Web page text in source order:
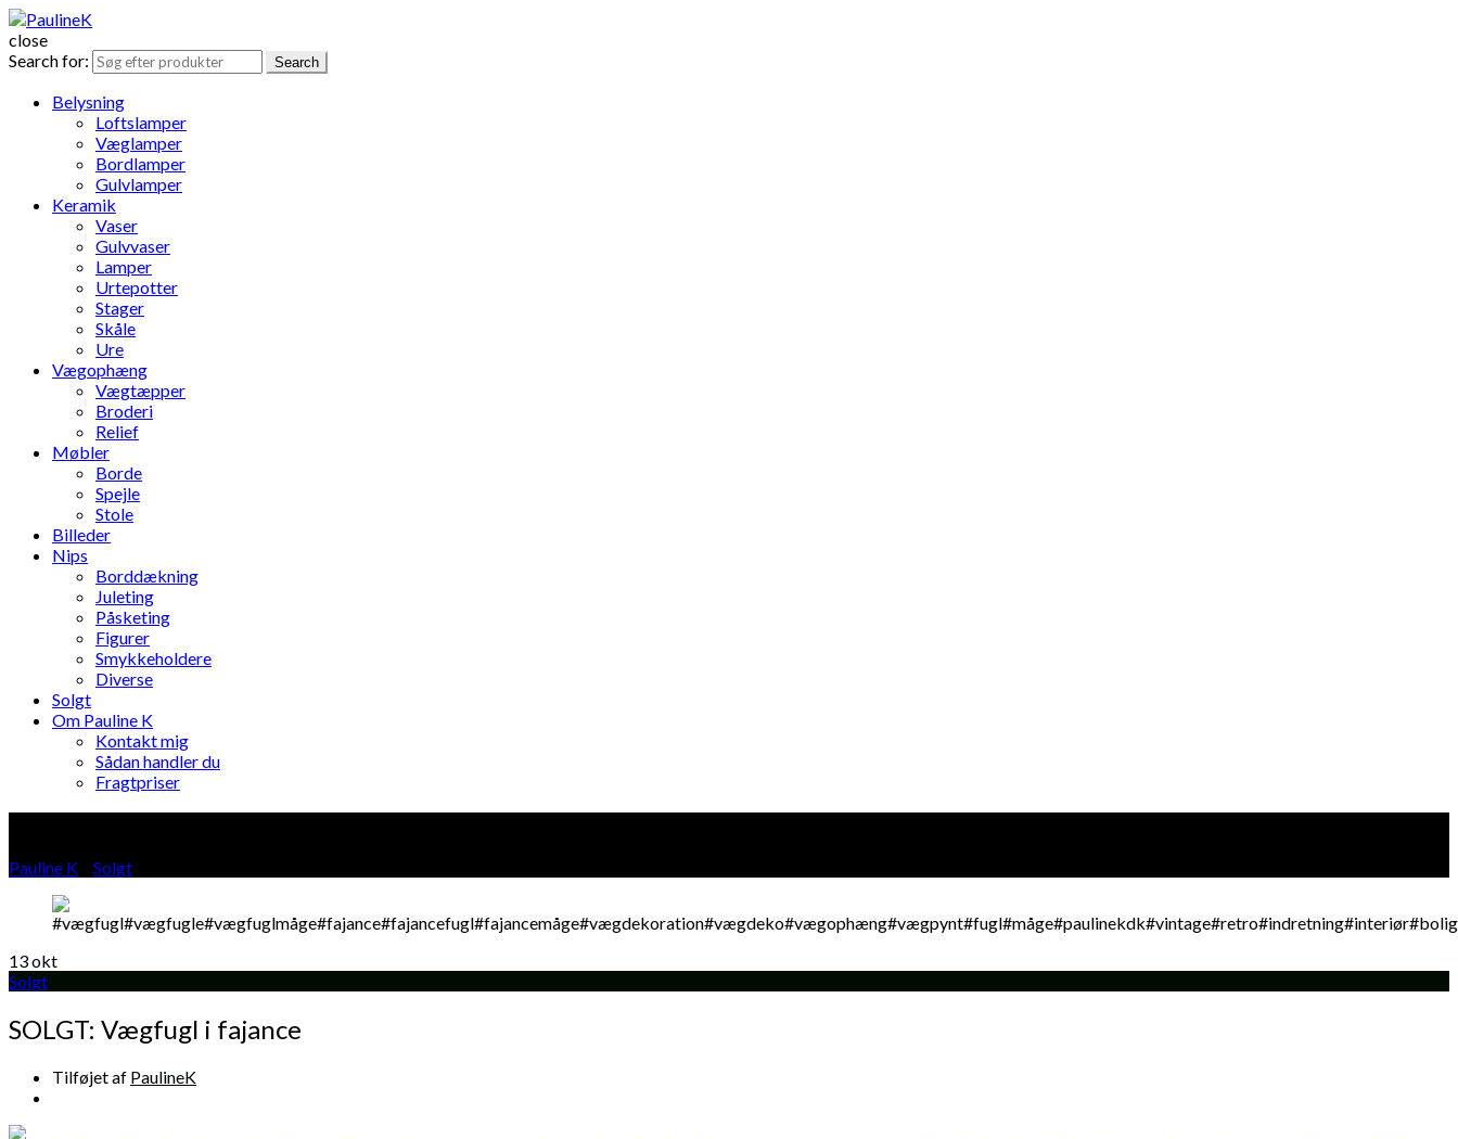
close
Search for:
Search
Belysning
Loftslamper
Væglamper
Bordlamper
Gulvlamper
Keramik
Vaser
Gulvvaser
Lamper
Urtepotter
Stager
Skåle
Ure
Vægophæng
Vægtæpper
Broderi
Relief
Møbler
Borde
Spejle
Stole
Billeder
Nips
Borddækning
Juleting
Påsketing
Figurer
Smykkeholdere
Diverse
Solgt
Om Pauline K
Kontakt mig
Sådan handler du
Fragtpriser
Pauline K Solgt
13okt
Solgt
SOLGT: Vægfugl i fajance
Tilføjet af PaulineK